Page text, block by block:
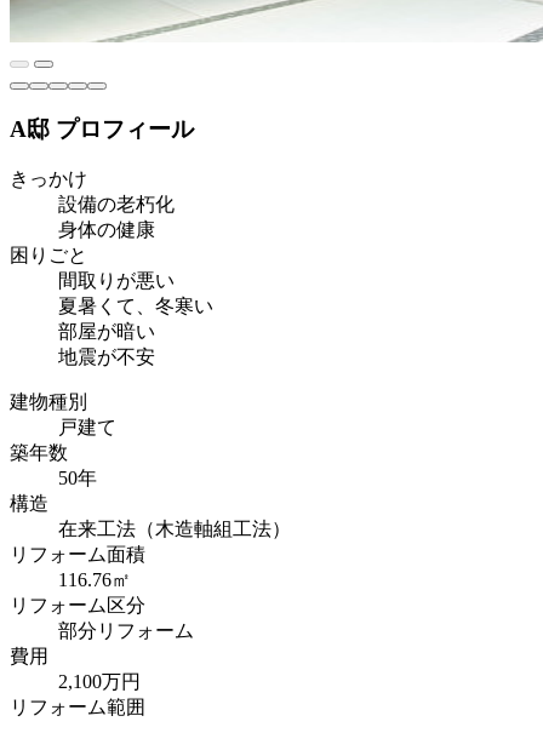
A邸 プロフィール
きっかけ
設備の老朽化
身体の健康
困りごと
間取りが悪い
夏暑くて、冬寒い
部屋が暗い
地震が不安
建物種別
戸建て
築年数
50年
構造
在来工法（木造軸組工法）
リフォーム面積
116.76㎡
リフォーム区分
部分リフォーム
費用
2,100万円
リフォーム範囲